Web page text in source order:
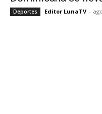
Deportes Editor LunaTV -